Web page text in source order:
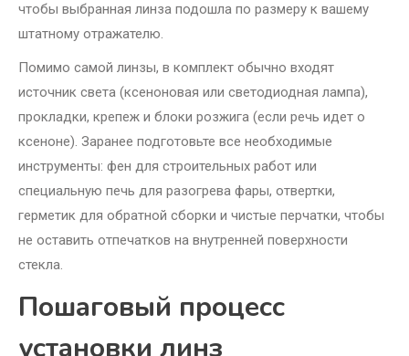
чтобы выбранная линза подошла по размеру к вашему
штатному отражателю.
Помимо самой линзы, в комплект обычно входят
источник света (ксеноновая или светодиодная лампа),
прокладки, крепеж и блоки розжига (если речь идет о
ксеноне). Заранее подготовьте все необходимые
инструменты: фен для строительных работ или
специальную печь для разогрева фары, отвертки,
герметик для обратной сборки и чистые перчатки, чтобы
не оставить отпечатков на внутренней поверхности
стекла.
Пошаговый процесс